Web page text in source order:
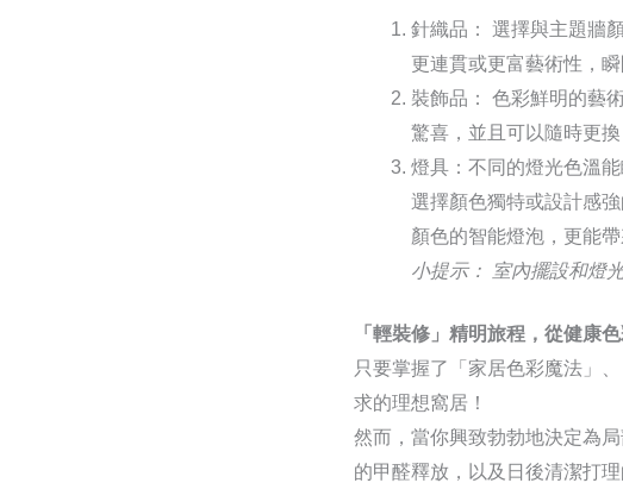
針織品： 選擇與主題牆
更連貫或更富藝術性，
裝飾品： 色彩鮮明的藝
驚喜，並且可以隨時更
燈具：不同的燈光色溫
選擇顏色獨特或設計感
顏色的智能燈泡，更能帶
小提示： 室內擺設和燈
「輕裝修」精明旅程，從健康色
只要掌握了「家居色彩魔法」
求的理想窩居！
然而，當你興致勃勃地決定為
的甲醛釋放，以及日後清潔打